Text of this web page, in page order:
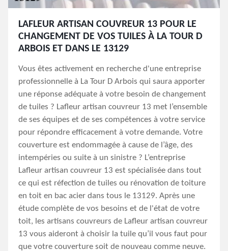
LAFLEUR ARTISAN COUVREUR 13 POUR LE
CHANGEMENT DE VOS TUILES À LA TOUR D
ARBOIS ET DANS LE 13129
Vous êtes activement en recherche d'une entreprise
professionnelle à La Tour D Arbois qui saura apporter
une réponse adéquate à votre besoin de changement
de tuiles ? Lafleur artisan couvreur 13 met l’ensemble
de ses équipes et de ses compétences à votre service
pour répondre efficacement à votre demande. Votre
couverture est endommagée à cause de l’âge, des
intempéries ou suite à un sinistre ? L’entreprise
Lafleur artisan couvreur 13 est spécialisée dans tout
ce qui est réfection de tuiles ou rénovation de toiture
en toit en bac acier dans tous le 13129. Après une
étude complète de vos besoins et de l'état de votre
toit, les artisans couvreurs de Lafleur artisan couvreur
13 vous aideront à choisir la tuile qu’il vous faut pour
que votre couverture soit de nouveau comme neuve.